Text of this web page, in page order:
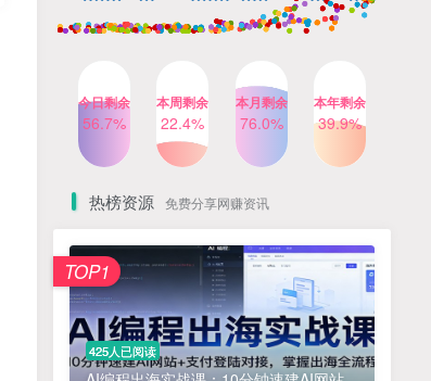
公众号流量主之星座盘点赛
TOP5
AI商业编程智能体开发课：
掌握LangChain+LangGraph
构建多智能体协同架构的核
4个月前 417人已阅读
TOP6
1 ? 零加盟费｜红颜搭全国城市代理商招募正式启动！
2 淘宝天猫盈利突破特训营25年12月线下课，系统性的深度剖析电商企业经营之道，打造电商标准化运营体系
3 抓亚马逊漏洞，免去店铺月租，一个流量大竞争小，让你有机会成大卖的赛道
今日剩余
56.7%
本周剩余
22.4%
本月剩余
76.0%
本年剩余
39.9%
热榜资源 免费分享网赚资讯
425人已阅读
TOP1